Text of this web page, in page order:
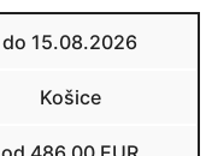
do 15.08.2026
Košice